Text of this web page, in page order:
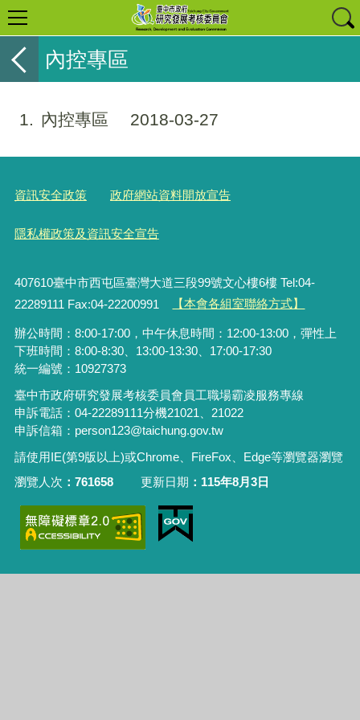
內控專區
1 內控專區 2018-03-27
資訊安全政策 政府網站資料開放宣告
隱私權政策及資訊安全宣告
407610臺中市西屯區臺灣大道三段99號文心樓6樓 Tel:04-
22289111 Fax:04-22200991
【本會各組室聯絡方式】
辦公時間：8:00-17:00，中午休息時間：12:00-13:00，彈性上
下班時間：8:00-8:30、13:00-13:30、17:00-17:30
統一編號：10927373
臺中市政府研究發展考核委員會員工職場霸凌服務專線
申訴電話：04-22289111分機21021、21022
申訴信箱：person123@taichung.gov.tw
請使用IE(第9版以上)或Chrome、FireFox、Edge等瀏覽器瀏覽
瀏覽人次
761658 更新日期 115年8月3日